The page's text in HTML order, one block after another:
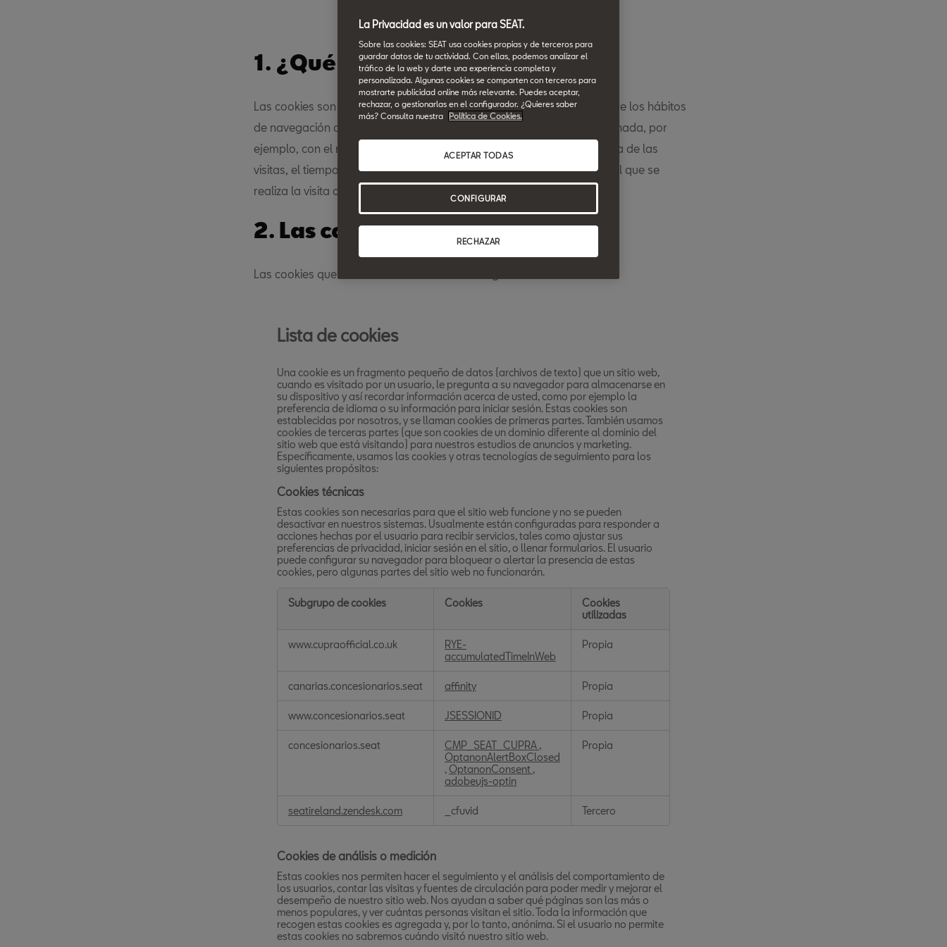
1. ¿Qué son las cookies?
Las cookies son ficheros que almacenan y recuperan información sobre los hábitos
de navegación del usuario. La información que se obtiene está relacionada, por
ejemplo, con el número de nuevos usuarios, la frecuencia y reincidencia de las
visitas, el tiempo que dura la misma, el navegador o el equipo desde el que se
realiza la visita o se ejecuta la aplicación.
2. Las cookies que utilizamos.
Las cookies que utiliza este sitio web son las siguientes:
Lista de cookies
Una cookie es un fragmento pequeño de datos (archivos de texto) que un sitio web,
cuando es visitado por un usuario, le pregunta a su navegador para almacenarse en
su dispositivo y así recordar información acerca de usted, como por ejemplo la
preferencia de idioma o su información para iniciar sesión. Estas cookies son
establecidas por nosotros, y se llaman cookies de primeras partes. También usamos
cookies de terceras partes (que son cookies de un dominio diferente al dominio del
sitio web que está visitando) para nuestros estudios de anuncios y marketing.
Específicamente, usamos las cookies y otras tecnologías de seguimiento para los
siguientes propósitos:
Cookies técnicas
Estas cookies son necesarias para que el sitio web funcione y no se pueden
desactivar en nuestros sistemas. Usualmente están configuradas para responder a
acciones hechas por el usuario para recibir servicios, tales como ajustar sus
preferencias de privacidad, iniciar sesión en el sitio, o llenar formularios. El usuario
puede configurar su navegador para bloquear o alertar la presencia de estas
cookies, pero algunas partes del sitio web no funcionarán.
técnicas
Subgrupo de cookies Cookies
Cookies
utilizadas
www.cupraofficial.co.uk
RYE-
accumulatedTimeInWeb
Propia
canarias.concesionarios.seat affinity Propia
www.concesionarios.seat JSESSIONID Propia
concesionarios.seat CMP_SEAT_CUPRA ,
OptanonAlertBoxClosed
, OptanonConsent ,
adobeujs-optin
Propia
seatireland.zendesk.com _cfuvid Tercero
Cookies de análisis o medición
Estas cookies nos permiten hacer el seguimiento y el análisis del comportamiento de
los usuarios, contar las visitas y fuentes de circulación para poder medir y mejorar el
desempeño de nuestro sitio web. Nos ayudan a saber qué páginas son las más o
menos populares, y ver cuántas personas visitan el sitio. Toda la información que
recogen estas cookies es agregada y, por lo tanto, anónima. Si el usuario no permite
estas cookies no sabremos cuándo visitó nuestro sitio web.
La Privacidad es un valor para SEAT.
Sobre las cookies: SEAT usa cookies propias y de terceros para
guardar datos de tu actividad. Con ellas, podemos analizar el
tráfico de la web y darte una experiencia completa y
personalizada. Algunas cookies se comparten con terceros para
mostrarte publicidad online más relevante. Puedes aceptar,
rechazar, o gestionarlas en el configurador. ¿Quieres saber
más? Consulta nuestra
Política de Cookies.
RECHAZAR
ACEPTAR TODAS
CONFIGURAR